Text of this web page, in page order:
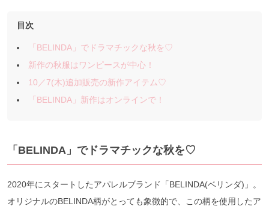
目次
「BELINDA」でドラマチックな秋を♡
新作の秋服はワンピースが中心！
10／7(木)追加販売の新作アイテム♡
「BELINDA」新作はオンラインで！
「BELINDA」でドラマチックな秋を♡
2020年にスタートしたアパレルブランド「BELINDA(ベリンダ)」。
オリジナルのBELINDA柄がとっても象徴的で、この柄を使用したア